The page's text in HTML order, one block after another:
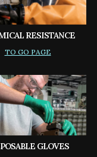
RESISTANCE
TO GO PAGE
GLOVES